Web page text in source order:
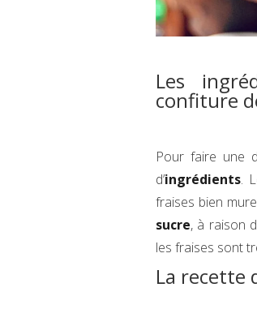
Les
confiture
Pour faire une
d’ingrédients.
fraises bien
sucre, à raison
les fraises sont
La recette